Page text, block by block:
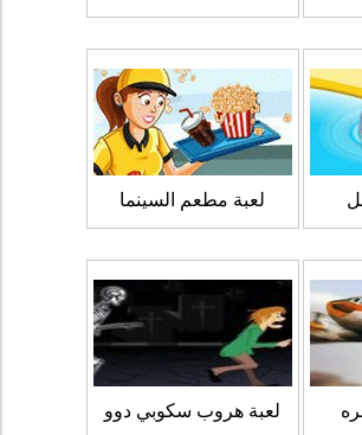
لعبة مطعم السينما
لعبة هروب سكوبي دوو